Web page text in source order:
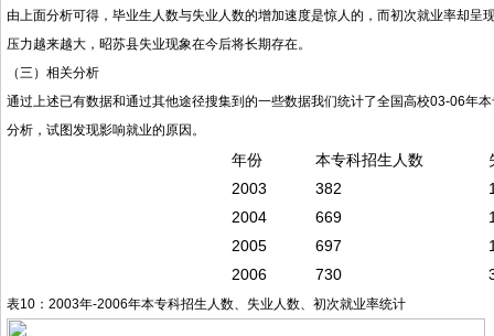
由上面分析可得，毕业生人数与失业人数的增加速度是惊人的，而初次就业率却
压力越来越大，昭苏县失业现象在今后将长期存在。
（三）相关分析
通过上述已有数据和通过其他途径搜集到的一些数据我们统计了全国高校03-06年
分析，试图发现影响就业的原因。
年份 本专科招生人数
2003
382
2004
669
2005
697
2006
730
表10：2003年-2006年本专科招生人数、失业人数、初次就业率统计